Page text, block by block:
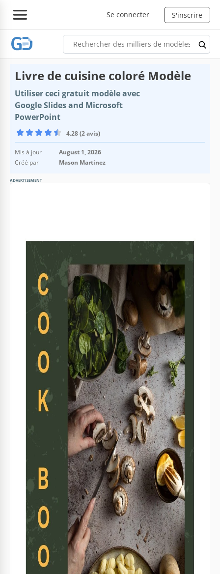
Se connecter S'inscrire
Livre de cuisine coloré Modèle
Utiliser ceci gratuit modèle avec
Google Slides and Microsoft
PowerPoint
4.28 (2 avis)
Mis à jour
August 1, 2026
Créé par
Mason Martinez
ADVERTISEMENT